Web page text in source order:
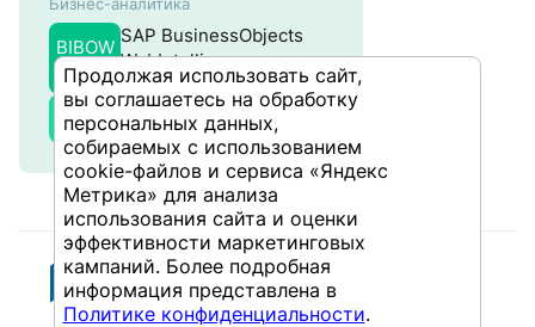
BIBOW
301
SAP BusinessObjects
WebIntelligence –
Продвинутый
12.08.2026
Все курсы
Продолжая использовать сайт,
вы соглашаетесь на обработку
персональных данных,
собираемых с использованием
cookie-файлов и сервиса «Яндекс
Метрика» для анализа
использования сайта и оценки
эффективности маркетинговых
кампаний. Более подробная
информация представлена в
Политике конфиденциальности.